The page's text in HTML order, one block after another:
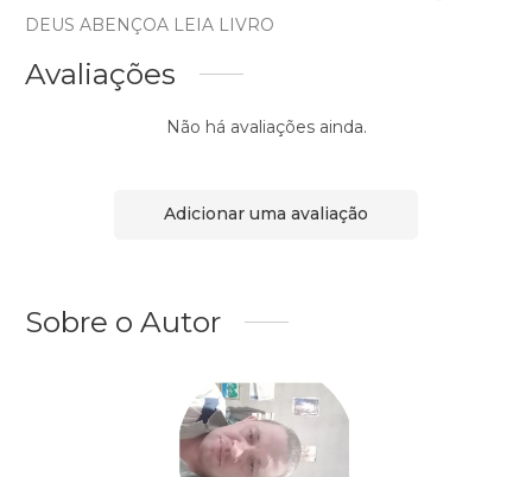
DEUS ABENÇOA LEIA LIVRO
Avaliações
Não há avaliações ainda.
Adicionar uma avaliação
Sobre o Autor